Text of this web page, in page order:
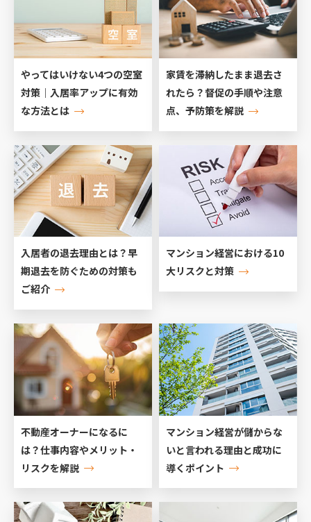
やってはいけない4つの空室
対策｜入居率アップに有効
な方法とは
家賃を滞納したまま退去さ
れたら？督促の手順や注意
点、予防策を解説
入居者の退去理由とは？早
期退去を防ぐための対策も
ご紹介
マンション経営における10
大リスクと対策
不動産オーナーになるに
は？仕事内容やメリット・
リスクを解説
マンション経営が儲からな
いと言われる理由と成功に
導くポイント